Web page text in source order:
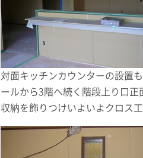
対面キッチンカウンターの設置
ールから3階へ続く階段上り口
収納を飾りつけいよいよクロス